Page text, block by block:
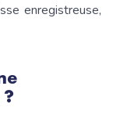
enregistreuse,